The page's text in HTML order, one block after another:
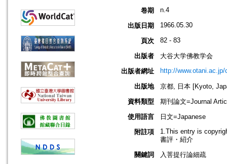
卷期
n.4
出版日期 1966.05.30
頁次 82 - 83
出版者
大谷大学佛教学会
出版者網址
http://
出版地
京都, 日本 [Kyoto,
資料類型
期刊論文=Journal
使用語言
日文=Japanese
附註項
1.This entry is
書評・紹介
關鍵詞
入菩提行論細疏